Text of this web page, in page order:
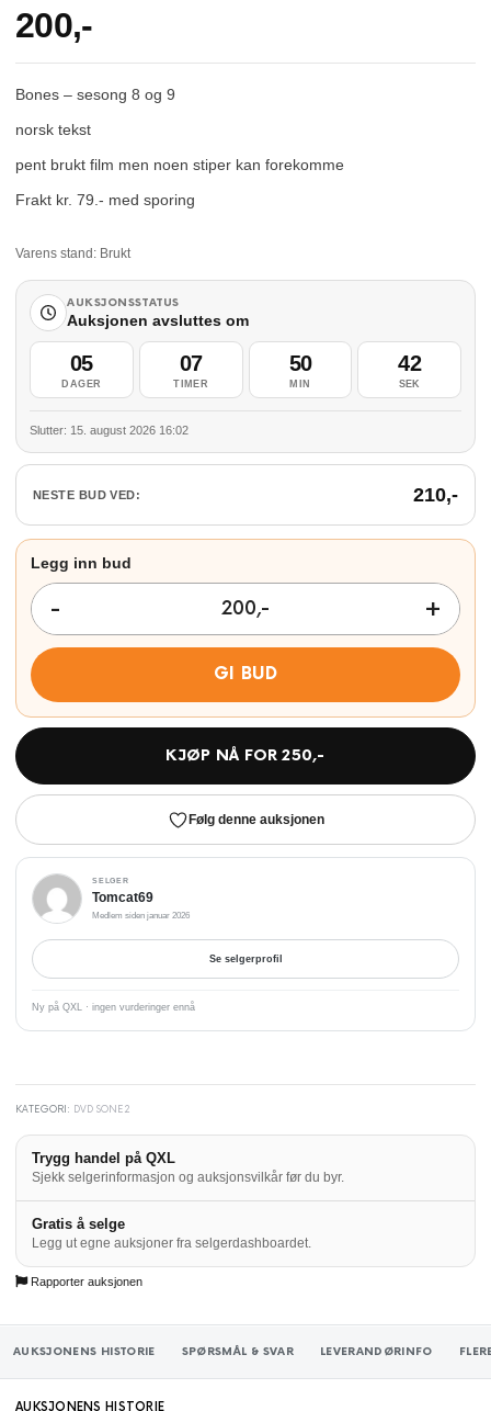
200,-
Bones – sesong 8 og 9
norsk tekst
pent brukt film men noen stiper kan forekomme
Frakt kr. 79.- med sporing
Varens stand: Brukt
AUKSJONSSTATUS
Auksjonen avsluttes om
05
DAGER
07
TIMER
50
MIN
41
SEK
Slutter: 15. august 2026 16:02
NESTE BUD VED: 210,-
GI BUD
KJØP NÅ FOR 250,-
Følg denne auksjonen
SELGER
Tomcat69
Medlem siden januar 2026
Se selgerprofil
Ny på QXL · ingen vurderinger ennå
KATEGORI: DVD SONE2
Trygg handel på QXL
Sjekk selgerinformasjon og auksjonsvilkår før du byr.
Gratis å selge
Legg ut egne auksjoner fra selgerdashboardet.
Rapporter auksjonen
AUKSJONENS HISTORIE SPØRSMÅL & SVAR LEVERANDØRINFO
AUKSJONENS HISTORIE